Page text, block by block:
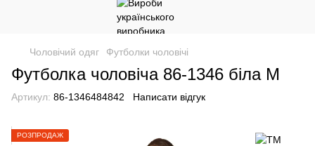
Чоловічий одяг Футболки чоловічі
Футболка чоловіча 86-1346 біла M
Артикул: 86-1346484842 Написати відгук
РОЗПРОДАЖ